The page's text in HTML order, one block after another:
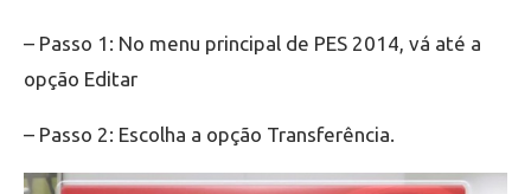
– Passo 1: No menu principal de PES 2014, vá até a
opção Editar
– Passo 2: Escolha a opção Transferência.